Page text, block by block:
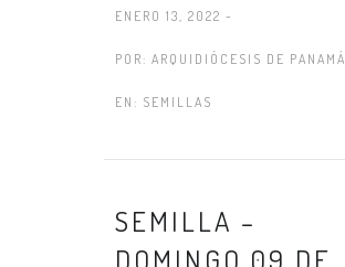
ENERO 13, 2022 -
POR: ARQUIDIÓCESIS DE PANAMÁ
EN: SEMILLAS
SEMILLA –
DOMINGO 09 DE